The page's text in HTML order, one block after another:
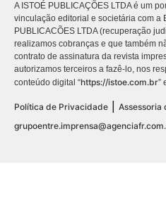
A ISTOÉ PUBLICAÇÕES LTDA é um
vinculação editorial e societária com a
PUBLICACÕES LTDA (recuperação
realizamos cobranças e que também
contrato de assinatura da revista
autorizamos terceiros a fazê-lo, nos
conteúdo digital “https://istoe.com.br”
Política de Privacidade
Assessoria